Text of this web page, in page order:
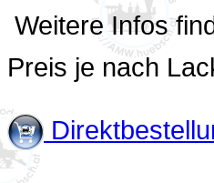
Weitere Infos
Preis je nach